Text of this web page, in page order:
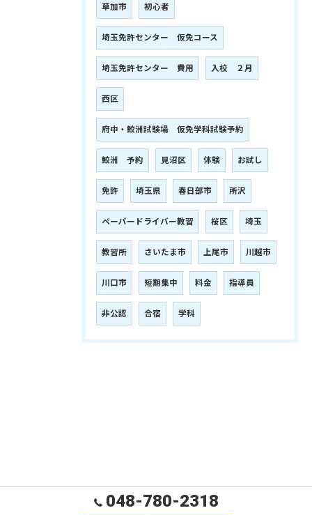
草加市 初心者
埼玉免許センター 仮免コース
埼玉免許センター 費用 入校 ２月
西区
府中・鮫洲試験場 仮免学科試験予約
鮫洲 予約 見沼区 体験 お試し
免許 埼玉県 春日部市 所沢
ペーパードライバー教習 桜区 埼玉
教習所 さいたま市 上尾市 川越市
川口市 短期集中 料金 指導員
非公認 合宿 学科
048-780-2318